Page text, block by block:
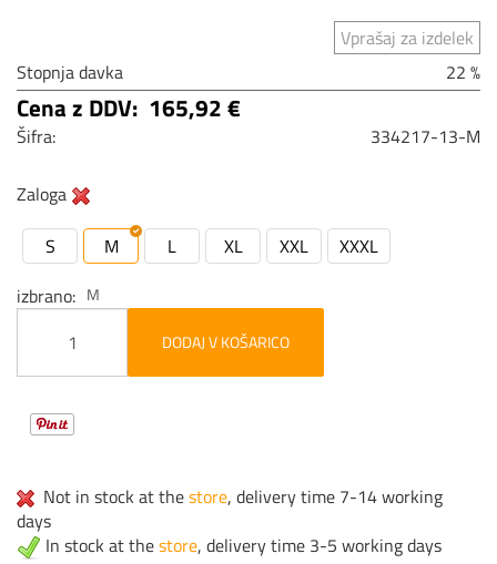
Vprašaj za izdelek
Stopnja davka
22 %
Cena z DDV: 165,92 €
Šifra: 334217-13-M
Zaloga
S
M L XL XXL
XXXL
izbrano
M
DODAJ V KOŠARICO
Not in stock at thestore, delivery time 7-14 working
days
In stock at thestore, delivery time 3-5 working days